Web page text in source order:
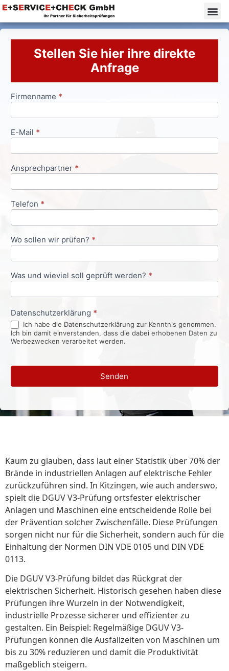
Stellen Sie hier ihre direkte
Anfrage
Anfrageformular
Firmenname *
E-Mail *
Ansprechpartner *
Telefon *
Wo sollen wir prüfen? *
Was und wieviel soll geprüft werden? *
Datenschutzerklärung *
Ich habe die Datenschutzerklärung zur Kenntnis genommen.
Ich bin damit einverstanden, dass die dabei erhobenen Daten zu
Werbezwecken verarbeitet werden.
Senden
Kaum zu glauben, dass laut einer Statistik über 70% der
Brände in industriellen Anlagen auf elektrische Fehler
zurückzuführen sind. In Kitzingen, wie auch anderswo,
spielt die DGUV V3-Prüfung ortsfester elektrischer
Anlagen und Maschinen eine entscheidende Rolle bei
der Prävention solcher Zwischenfälle. Diese Prüfungen
sorgen nicht nur für die Sicherheit, sondern auch für die
Einhaltung der Normen DIN VDE 0105 und DIN VDE
0113.
Die DGUV V3-Prüfung bildet das Rückgrat der
elektrischen Sicherheit. Historisch gesehen haben diese
Prüfungen ihre Wurzeln in der Notwendigkeit,
industrielle Prozesse sicherer und effizienter zu
gestalten. Ein Beispiel: Regelmäßige DGUV V3-
Prüfungen können die Ausfallzeiten von Maschinen um
bis zu 30% reduzieren und damit die Produktivität
maßgeblich steigern.